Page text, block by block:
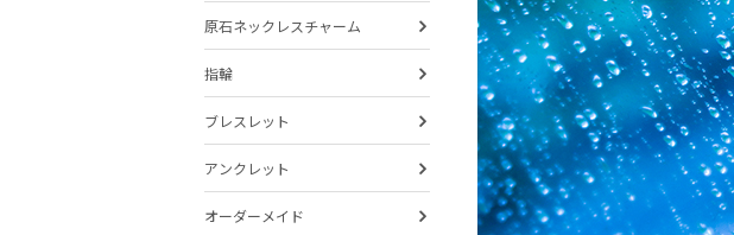
原石ネックレスチャーム
指輪
ブレスレット
アンクレット
オーダーメイド